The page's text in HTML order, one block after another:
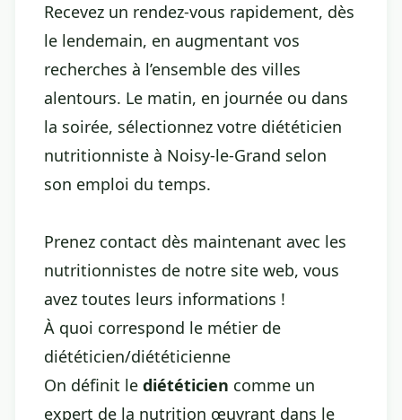
Recevez un rendez-vous rapidement, dès
le lendemain, en augmentant vos
recherches à l’ensemble des villes
alentours. Le matin, en journée ou dans
la soirée, sélectionnez votre diététicien
nutritionniste à Noisy-le-Grand selon
son emploi du temps.
Prenez contact dès maintenant avec les
nutritionnistes de notre site web, vous
avez toutes leurs informations !
À quoi correspond le métier de
diététicien/diététicienne
On définit le diététicien comme un
expert de la nutrition œuvrant dans le